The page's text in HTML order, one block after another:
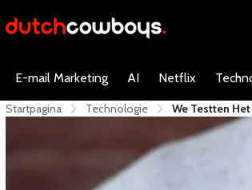
E-mail Marketing AI Netflix
Startpagina Technologie We Testten